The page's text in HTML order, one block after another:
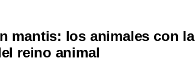
mantis: los animales con la
reino animal